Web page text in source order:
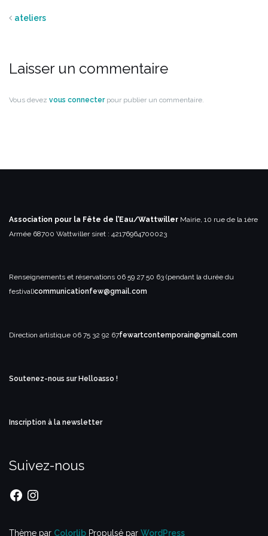
ateliers
Laisser un commentaire
Vous devez vous connecterpour publier un commentaire.
Association pour la Fête de l’Eau/Wattwiller Mairie, 10 rue de la 1ère
Armée 68700 Wattwillersiret : 42176964700023
Renseignements et réservations 06 59 27 50 63 (pendant la durée du
festival)communicationfew@gmail.com
Direction artistique 06 75 32 92 67fewartcontemporain@gmail.com
Soutenez-nous sur Helloasso !
Inscription à la newsletter
Suivez-nous
FacebookInstagram
Thème par Colorlib Propulsé par WordPress